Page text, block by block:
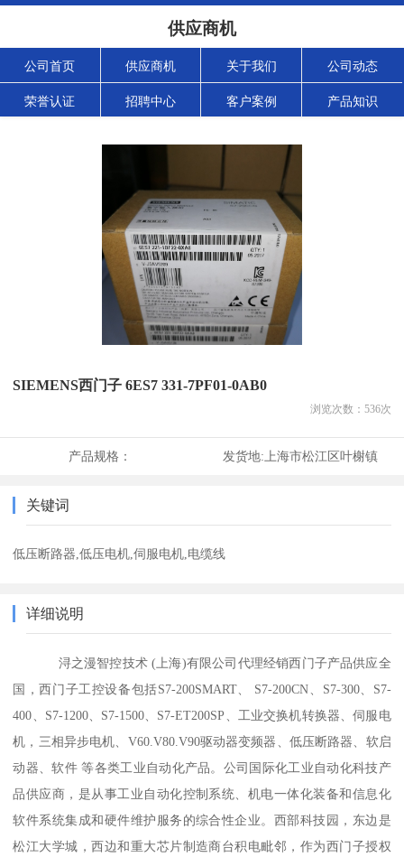
供应商机
公司首页 供应商机 关于我们 公司动态
荣誉认证 招聘中心 客户案例 产品知识
SIEMENS西门子 6ES7 331-7PF01-0AB0
浏览次数： 536次
产品规格： 发货地: 上海市松江区叶榭镇
关键词
低压断路器,低压电机,伺服电机,电缆线
详细说明
浔之漫智控技术 (上海)有限公司代理经销西门子产品供应全
国，西门子工控设备包括S7-200SMART、 S7-200CN、S7-300、S7-
400、S7-1200、S7-1500、S7-ET200SP、工业交换机转换器、伺服电
机，三相异步电机、V60.V80.V90驱动器变频器、低压断路器、软启
动器、软件 等各类工业自动化产品。公司国际化工业自动化科技产
品供应商，是从事工业自动化控制系统、机电一体化装备和信息化
软件系统集成和硬件维护服务的综合性企业。西部科技园，东边是
松江大学城，西边和重大芯片制造商台积电毗邻，作为西门子授权